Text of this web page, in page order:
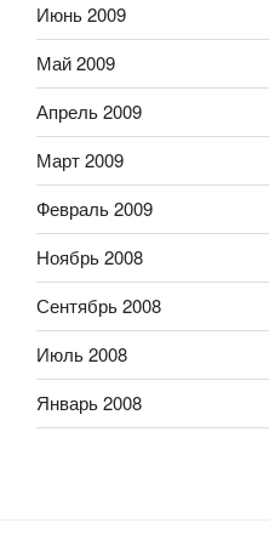
Июнь 2009
Май 2009
Апрель 2009
Март 2009
Февраль 2009
Ноябрь 2008
Сентябрь 2008
Июль 2008
Январь 2008